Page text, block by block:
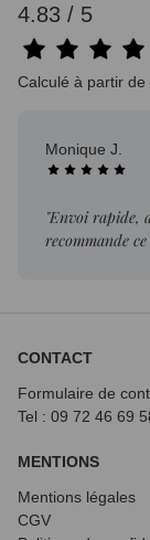
4.83 / 5
Calculé à partir de
Fabrice G.
"Première
délais, colis
CONTACT
Formulaire de
Tel : 09 72 46 69
MENTIONS
Mentions légales
CGV